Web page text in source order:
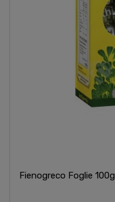
Fienogreco Foglie 100g